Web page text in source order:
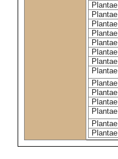
Plantae
Plantae
Plantae
Plantae
Plantae
Plantae
Plantae
Plantae
Plantae
Plantae
Plantae
Plantae
Plantae
Plantae